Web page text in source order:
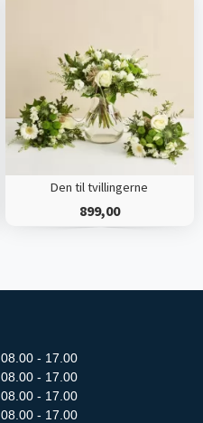
Den til tvillingerne
899,00
08.00 - 17.00
08.00 - 17.00
08.00 - 17.00
08.00 - 17.00